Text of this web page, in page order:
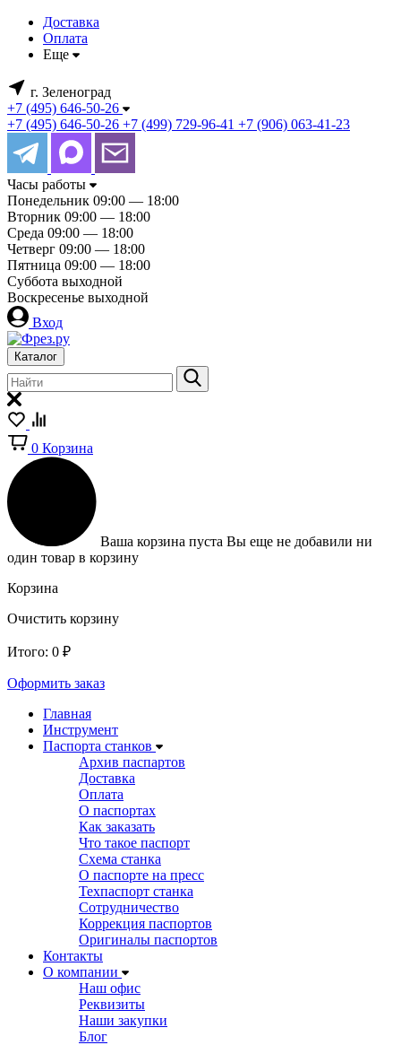
Доставка
Оплата
Еще
г. Зеленоград
+7 (495) 646-50-26
+7 (495) 646-50-26 +7 (499) 729-96-41 +7 (906) 063-41-23
Часы работы
Понедельник 09:00 — 18:00
Вторник 09:00 — 18:00
Среда 09:00 — 18:00
Четверг 09:00 — 18:00
Пятница 09:00 — 18:00
Суббота выходной
Воскресенье выходной
Вход
Каталог
0 Корзина
Ваша корзина пуста Вы еще не добавили ни
один товар в корзину
Корзина
Очистить корзину
Итого: 0 ₽
Оформить заказ
Главная
Инструмент
Паспорта станков
Архив паспартов
Доставка
Оплата
О паспортах
Как заказать
Что такое паспорт
Схема станка
О паспорте на пресс
Техпаспорт станка
Сотрудничество
Коррекция паспортов
Оригиналы паспортов
Контакты
О компании
Наш офис
Реквизиты
Наши закупки
Блог